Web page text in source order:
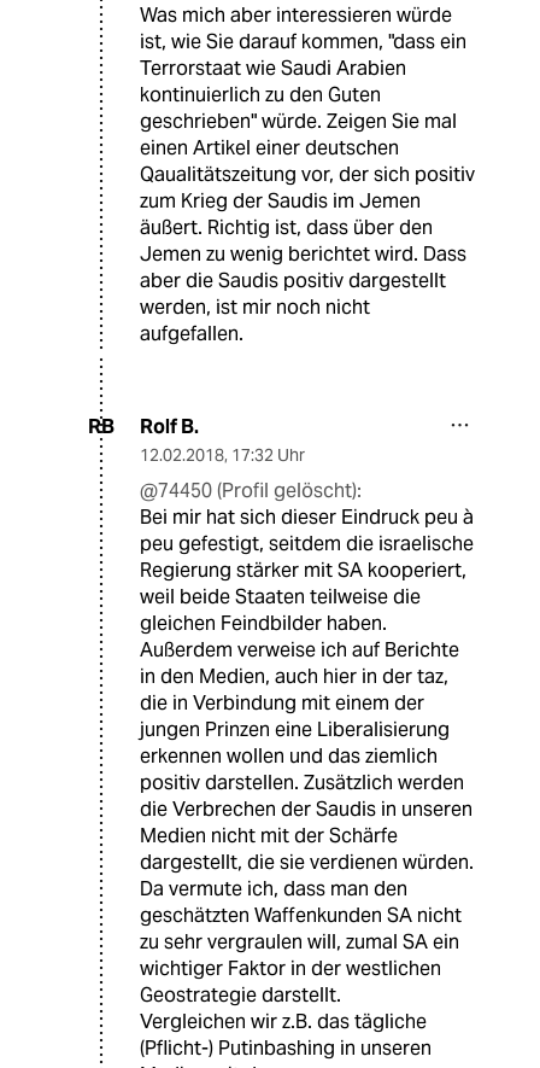
Was mich aber interessieren würde
ist, wie Sie darauf kommen, "dass ein
Terrorstaat wie Saudi Arabien
kontinuierlich zu den Guten
geschrieben" würde. Zeigen Sie mal
einen Artikel einer deutschen
Qaualitätszeitung vor, der sich positiv
zum Krieg der Saudis im Jemen
äußert. Richtig ist, dass über den
Jemen zu wenig berichtet wird. Dass
aber die Saudis positiv dargestellt
werden, ist mir noch nicht
aufgefallen.
RB Rolf B.
12.02.2018, 17:32 Uhr
@74450 (Profil gelöscht):
Bei mir hat sich dieser Eindruck peu à
peu gefestigt, seitdem die israelische
Regierung stärker mit SA kooperiert,
weil beide Staaten teilweise die
gleichen Feindbilder haben.
Außerdem verweise ich auf Berichte
in den Medien, auch hier in der taz,
die in Verbindung mit einem der
jungen Prinzen eine Liberalisierung
erkennen wollen und das ziemlich
positiv darstellen. Zusätzlich werden
die Verbrechen der Saudis in unseren
Medien nicht mit der Schärfe
dargestellt, die sie verdienen würden.
Da vermute ich, dass man den
geschätzten Waffenkunden SA nicht
zu sehr vergraulen will, zumal SA ein
wichtiger Faktor in der westlichen
Geostrategie darstellt.
Vergleichen wir z.B. das tägliche
(Pflicht-) Putinbashing in unseren